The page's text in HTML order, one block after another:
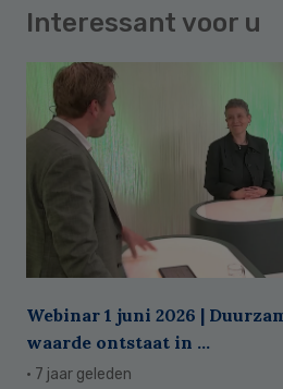
Interessant voor u
Webinar 1 juni 2026 |
waarde ontstaat in ...
· 7 jaar geleden